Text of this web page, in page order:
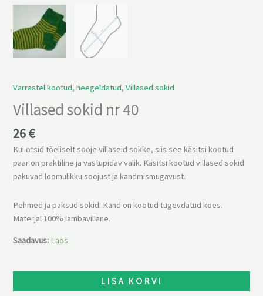
Varrastel kootud, heegeldatud,Villased sokid
Villased sokid nr 40
26€
Kui otsid tõeliselt sooje villaseid sokke, siis see käsitsi kootud
paar on praktiline ja vastupidav valik. Käsitsi kootud villased sokid
pakuvad loomulikku soojust ja kandmismugavust.
Pehmed ja paksud sokid. Kand on kootud tugevdatud koes.
Materjal 100% lambavillane.
Saadavus: Laos
LISA KORVI